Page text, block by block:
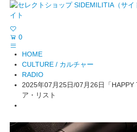
0
HOME
CULTURE / カルチャー
RADIO
2025年07月25日/07月26日「HAPPY
ア・リスト